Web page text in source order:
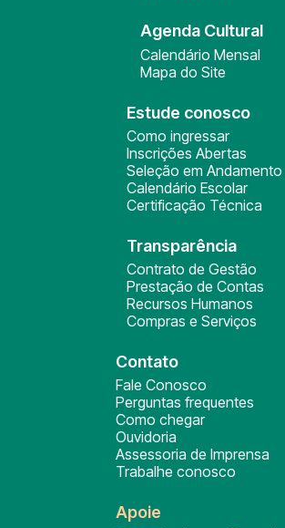
Agenda Cultural
Calendário Mensal
Mapa do Site
Estude conosco
Como ingressar
Inscrições Abertas
Seleção em Andamento
Calendário Escolar
Certificação Técnica
Transparência
Contrato de Gestão
Prestação de Contas
Recursos Humanos
Compras e Serviços
Contato
Fale Conosco
Perguntas frequentes
Como chegar
Ouvidoria
Assessoria de Imprensa
Trabalhe conosco
Apoie